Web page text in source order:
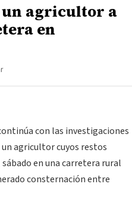
un agricultor a
en
con las investigaciones
agricultor cuyos restos
en una carretera rural
consternación entre